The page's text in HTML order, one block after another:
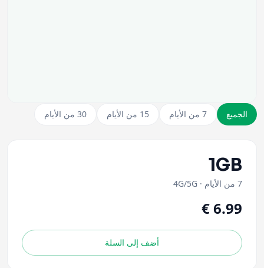
الجميع 7 من الأيام 15 من الأيام 30 من الأيام
1GB
7 من الأيام ·
4G/5G
أضف إلى السلة